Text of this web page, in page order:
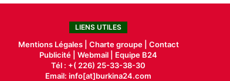
LIENS UTILES
Mentions Légales | Charte groupe | Contact
Publicité |Webmail |
Equipe B24
Tél : +( 226) 25-33-38-30
Email: info[at]burkina24.com